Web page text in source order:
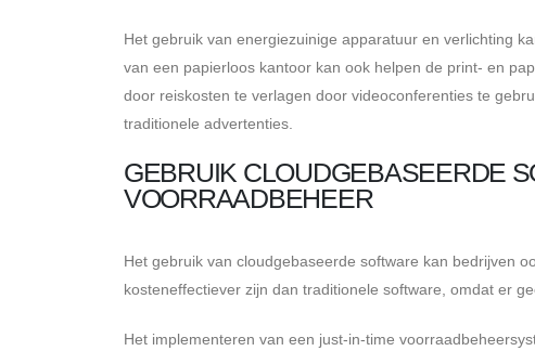
Het gebruik van energiezuinige apparatuur en verlichting
van een papierloos kantoor kan ook helpen de print- en
door reiskosten te verlagen door videoconferenties te
traditionele advertenties.
GEBRUIK CLOUDGEBASEERDE
VOORRAADBEHEER
Het gebruik van cloudgebaseerde software kan bedrijven
kosteneffectiever zijn dan traditionele software, omdat er
Het implementeren van een just-in-time